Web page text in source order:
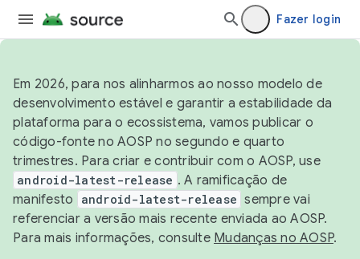
Fazer login
Em 2026, para nos alinharmos ao nosso modelo de
desenvolvimento estável e garantir a estabilidade da
plataforma para o ecossistema, vamos publicar o
código-fonte no AOSP no segundo e quarto
trimestres. Para criar e contribuir com o AOSP, use
android-latest-release . A ramificação de
manifesto
android-latest-release sempre vai
referenciar a versão mais recente enviada ao AOSP.
Para mais informações, consulte Mudanças no AOSP.